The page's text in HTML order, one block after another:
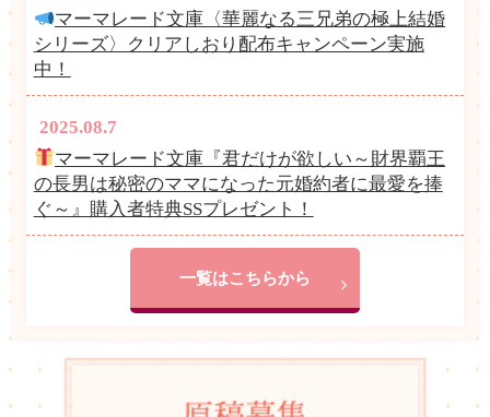
マーマレード文庫〈華麗なる三兄弟の極上結婚
シリーズ〉クリアしおり配布キャンペーン実施
中！
2025.08.7
マーマレード文庫『君だけが欲しい～財界覇王
の長男は秘密のママになった元婚約者に最愛を捧
ぐ～』購入者特典SSプレゼント！
一覧はこちらから